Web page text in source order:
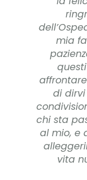
mia
di
chi sta
al mio, e
vita